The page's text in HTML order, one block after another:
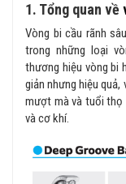
1. Tổng quan về
Vòng bi cầu rãnh
trong những loại
thương hiệu vòng bi
giản nhưng hiệu quả,
mượt mà và tuổi thọ
và cơ khí.